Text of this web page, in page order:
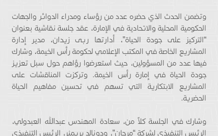
وتضمن الحدث الذي حضره عدد من رؤساء ومدراء الدوائر والجهات
الحكومية المحلية والاتحادية في الإمارة، عقد جلسة نقاشية بعنوان
“التركيز على جودة الحياة”، أدارتها ربى زيدان، مدير إدارة
المشاريع الخاصة في المكتب الإعلامي لحكومة رأس الخيمة، وشارك
فيها عدد من المسؤولين، حيث استعرضوا رؤاهم حول سبل تعزيز
جودة الحياة في إمارة رأس الخيمة. وتركزت المناقشات على
المشاريع الابتكارية التي تسهم في تحسين مفاهيم الحياة
الحضرية.
وشارك في الجلسة كلاً من، سعادة المهندس عبدالله العبدولي،
الرئيس التنفيذي لشركة “مرجان”، ودونالد بريمنر، الرئيس التنفيذي